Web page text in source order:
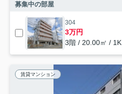
募集中の部屋
304
3万円
3階 / 20.00㎡ / 1K
賃貸マンション